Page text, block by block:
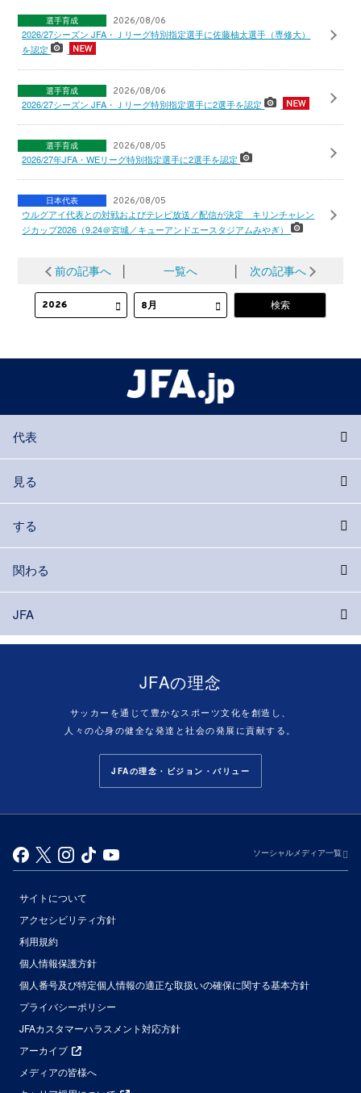
選手育成 2026/08/06
2026/27シーズン JFA・Ｊリーグ特別指定選手に佐藤柚太選手（専修大）
を認定
選手育成 2026/08/06
2026/27シーズン JFA・Ｊリーグ特別指定選手に2選手を認定
選手育成 2026/08/05
2026/27年JFA・WEリーグ特別指定選手に2選手を認定
日本代表 2026/08/05
ウルグアイ代表との対戦およびテレビ放送／配信が決定 キリンチャレン
ジカップ2026（9.24＠宮城／キューアンドエースタジアムみやぎ）
前の記事へ 一覧へ 次の記事へ
代表
見る
する
関わる
JFA
JFAの理念
サッカーを通じて豊かなスポーツ文化を創造し、
人々の心身の健全な発達と社会の発展に貢献する。
JFAの理念・ビジョン・バリュー
ソーシャルメディア一覧
サイトについて
アクセシビリティ方針
利用規約
個人情報保護方針
個人番号及び特定個人情報の適正な取扱いの確保に関する基本方針
プライバシーポリシー
JFAカスタマーハラスメント対応方針
アーカイブ
メディアの皆様へ